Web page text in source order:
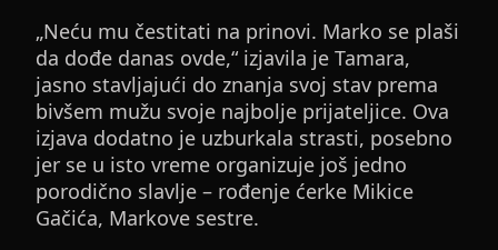
„Neću mu čestitati na prinovi. Marko se plaši
da dođe danas ovde,“ izjavila je Tamara,
jasno stavljajući do znanja svoj stav prema
bivšem mužu svoje najbolje prijateljice. Ova
izjava dodatno je uzburkala strasti, posebno
jer se u isto vreme organizuje još jedno
porodično slavlje – rođenje ćerke Mikice
Gačića, Markove sestre.